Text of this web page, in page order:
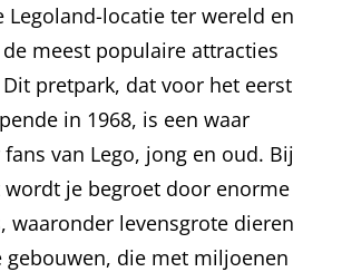
Legoland-locatie ter wereld en
meest populaire attracties
pretpark, dat voor het eerst
in 1968, is een waar
van Lego, jong en oud. Bij
je begroet door enorme
waaronder levensgrote dieren
gebouwen, die met miljoenen